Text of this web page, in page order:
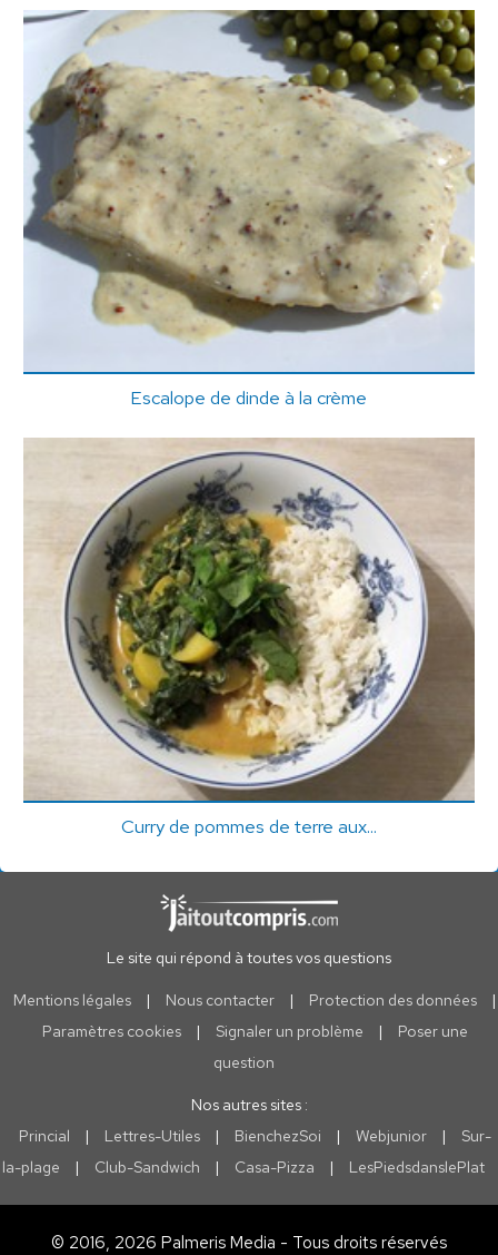
Escalope de dinde à la crème
Curry de pommes de terre aux...
Le site qui répond à toutes vos questions
Mentions légales | Nous contacter | Protection des données
|
Paramètres cookies
| Signaler un problème |
Poser une
question
Nos autres sites :
Princial
| Lettres-Utiles | BienchezSoi | Webjunior |
Sur-
la-plage
| Club-Sandwich | Casa-Pizza | LesPiedsdanslePlat
© 2016, 2026 Palmeris Media - Tous droits réservés